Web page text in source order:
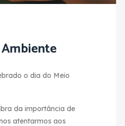
o dia do Meio
da importância de
atentarmos aos